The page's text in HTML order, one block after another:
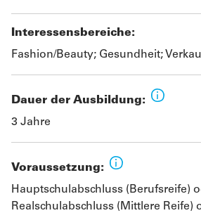
Interessensbereiche:
Fashion/Beauty; Gesundheit;
Dauer der Ausbildung:
3 Jahre
Voraussetzung:
Hauptschulabschluss (Berufsreife)
Realschulabschluss (Mittlere Reife)